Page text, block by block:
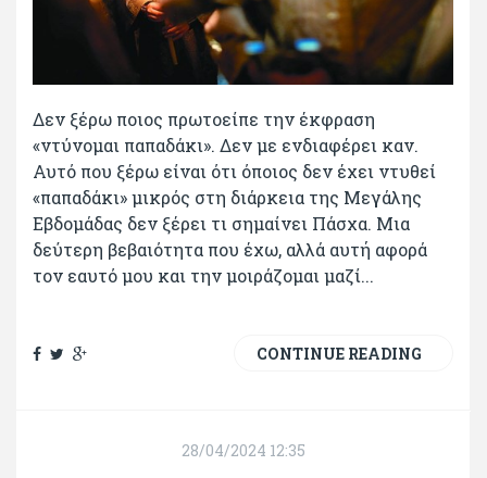
Δεν ξέρω ποιος πρωτοείπε την έκφραση
«ντύνομαι παπαδάκι». Δεν με ενδιαφέρει καν.
Αυτό που ξέρω είναι ότι όποιος δεν έχει ντυθεί
«παπαδάκι» μικρός στη διάρκεια της Μεγάλης
Εβδομάδας δεν ξέρει τι σημαίνει Πάσχα. Μια
δεύτερη βεβαιότητα που έχω, αλλά αυτή αφορά
τον εαυτό μου και την μοιράζομαι μαζί...
CONTINUE READING
28/04/2024 12:35